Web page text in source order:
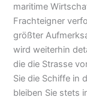
maritime
Frachteigner
größter
wird weiterhin
die die Strasse
Sie die Schiffe in
bleiben Sie stets